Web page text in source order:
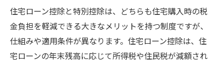
住宅ローン控除と特別控除は、どちらも住宅購入時の税
金負担を軽減できる大きなメリットを持つ制度ですが、
仕組みや適用条件が異なります。住宅ローン控除は、住
宅ローンの年末残高に応じて所得税や住民税が減額され